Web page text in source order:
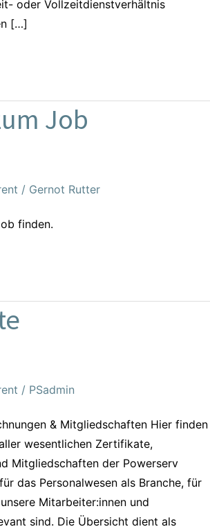
oder Vollzeitdienstverhältnis
[…]
Job
/ Gernot Rutter
finden.
/ PSadmin
& Mitgliedschaften Hier finden
wesentlichen Zertifikate,
Mitgliedschaften der Powerserv
das Personalwesen als Branche, für
Mitarbeiter:innen und
sind. Die Übersicht dient als